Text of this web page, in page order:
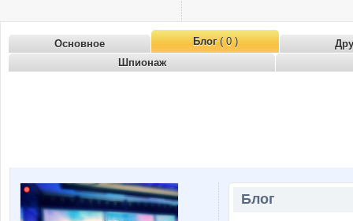
Основное Блог( 0 )
Шпионаж
Блог